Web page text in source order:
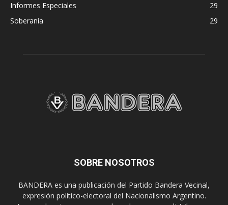
Informes Especiales
29
Soberanía
29
SOBRE NOSOTROS
BANDERA es una publicación del Partido Bandera Vecinal,
expresión político-electoral del Nacionalismo Argentino.